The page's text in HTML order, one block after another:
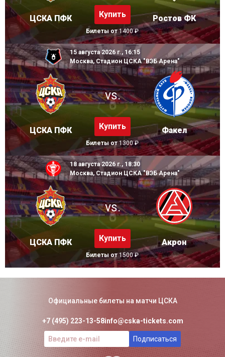
ЦСКА ПФК Купить
Билеты от1400 ₽
Ростов ФК
15 августа 2026 г., 16:15
Москва, Стадион ЦСКА "ВЭБ Арена"
ЦСКА ПФК
vs.
Купить
Билеты от1300 ₽
Факел
18 августа 2026 г., 18:30
Москва, Стадион ЦСКА "ВЭБ Арена"
ЦСКА ПФК
vs.
Купить
Билеты от1500 ₽
Акрон
Официальные билеты на матчи ЦСКА
+7 (495) 223-13-58info@cska-tickets.com
Подписаться